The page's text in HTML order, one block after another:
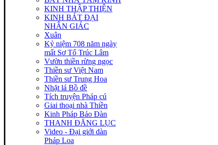
KINH THẬP THIỆN
KINH BÁT ĐẠI
NHÂN GIÁC
Xuân
Kỷ niệm 708 năm ngày
mất Sơ Tổ Trúc Lâm
Vườn thiền rừng ngọc
Thiền sư Việt Nam
Thiền sư Trung Hoa
Nhặt lá Bồ đề
Tích truyện Pháp cú
Giai thoại nhà Thiền
Kinh Pháp Bảo Đàn
THANH ĐĂNG LỤC
Video - Đại giới dàn
Pháp Loa